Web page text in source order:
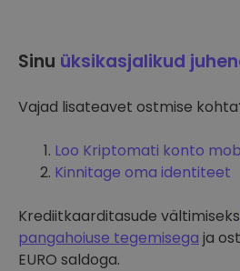
Sinu üksikasjalikud
Vajad lisateavet ostmise
Loo Kriptomati konto
Kinnitage oma identiteet
Krediitkaarditasude vältimiseks
pangahoiuse tegemisega ja
EURO saldoga.